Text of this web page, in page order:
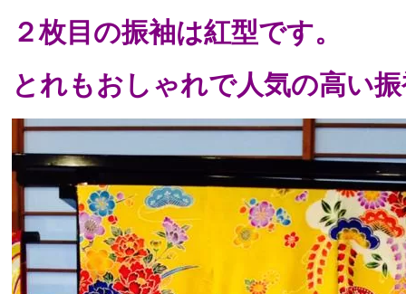
２枚目の振袖は紅型です。
とれもおしゃれで人気の高い